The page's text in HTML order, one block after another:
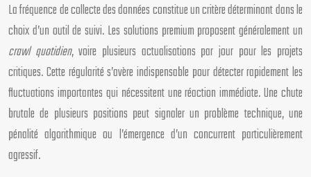
La fréquence de collecte des données constitue un critère déterminant dans le
choix d’un outil de suivi. Les solutions premium proposent généralement un
crawl quotidien, voire plusieurs actualisations par jour pour les projets
critiques. Cette régularité s’avère indispensable pour détecter rapidement les
fluctuations importantes qui nécessitent une réaction immédiate. Une chute
brutale de plusieurs positions peut signaler un problème technique, une
pénalité algorithmique ou l’émergence d’un concurrent particulièrement
agressif.